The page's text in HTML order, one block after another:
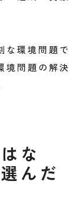
な環境問題で
境問題の解決
な
んだ